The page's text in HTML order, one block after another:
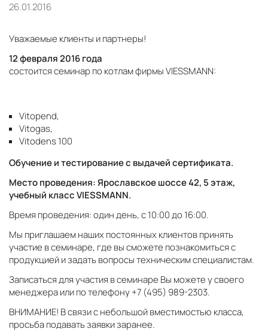
26.01.2016
Уважаемые клиенты и партнеры!
12 февраля 2016 года
состоится семинар по котлам фирмы VIESSMANN:
Vitopend,
Vitogas,
Vitodens 100
Обучение и тестирование с выдачей сертификата.
Место проведения: Ярославское шоссе 42, 5 этаж,
учебный класс VIESSMANN.
Время проведения: один день, с 10:00 до 16:00.
Мы приглашаем наших постоянных клиентов принять
участие в семинаре, где вы сможете познакомиться с
продукцией и задать вопросы техническим специалистам.
Записаться для участия в семинаре Вы можете у своего
менеджера или по телефону+7 (495) 989-2303.
ВНИМАНИЕ! В связи с небольшой вместимостью класса,
просьба подавать заявки заранее.